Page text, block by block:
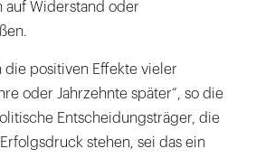
auf Widerstand oder
die positiven Effekte vieler
oder Jahrzehnte später“, so die
Entscheidungsträger, die
stehen, sei das ein